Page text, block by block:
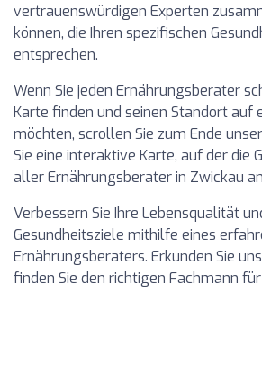
vertrauenswürdigen Experten
können, die Ihren spezifischen
entsprechen.
Wenn Sie jeden Ernährungsberater
Karte finden und seinen Standort auf
möchten, scrollen Sie zum Ende
Sie eine interaktive Karte, auf der die
aller Ernährungsberater in Zwickau
Verbessern Sie Ihre Lebensqualität
Gesundheitsziele mithilfe eines
Ernährungsberaters. Erkunden Sie
finden Sie den richtigen Fachmann für